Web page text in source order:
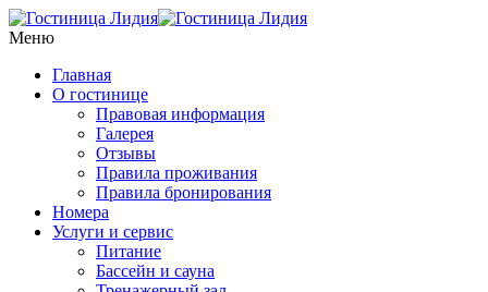
Меню
Главная
О гостинице
Правовая информация
Галерея
Отзывы
Правила проживания
Правила бронирования
Номера
Услуги и сервис
Питание
Бассейн и сауна